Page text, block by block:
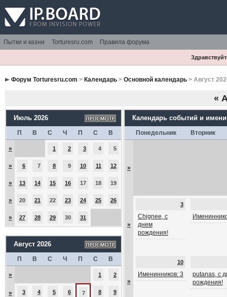
Пытки и казни Torturesru.com Правила форума
Форум Torturesru.com > Календарь> Основной календарь> Август
«
Июль 2026
П В С Ч П С В
» 1 2 3 4 5
» 6 7 8 9 10 11 12
» 13 14 15 16 17 18 19
» 20 21 22 23 24 25 26
» 27 28 29 30 31
Август 2026
П В С Ч П С В
» 1 2
» 3 4 5 6 7 8 9
Календарь событий и
Понедельник Вторник
»
»
3
Chignee, с
днем
рождения!
»
10
Именинников: 3
putanas, с
рождения!